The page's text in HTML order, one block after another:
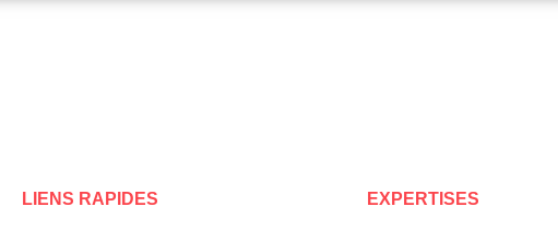
LIENS RAPIDES EXPERTISES